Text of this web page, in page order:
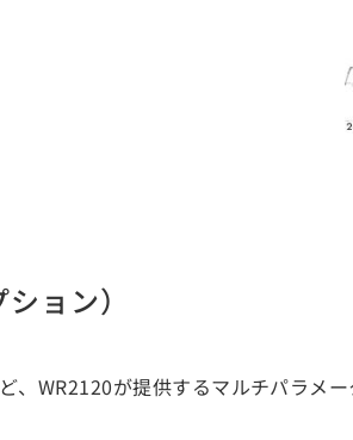
ョン）
、WR2120が提供するマルチパラメ